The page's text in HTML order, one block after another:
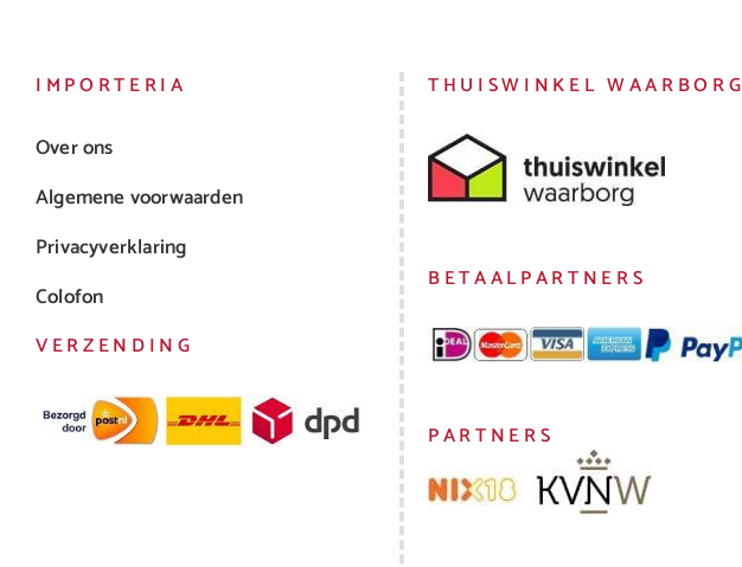
IMPORTERIA
Over ons
Algemene voorwaarden
Privacyverklaring
Colofon
VERZENDING
THUISWINKEL WAARBORG
BETAALPARTNERS
PARTNERS